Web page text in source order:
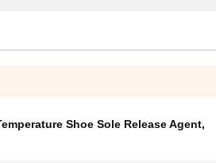
Shoe Sole Release Agent,